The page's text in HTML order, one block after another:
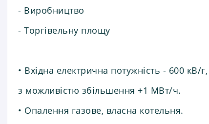
- Виробництво
- Торгівельну площу
• Вхідна електрична потужність - 600 кВ/г,
з можливістю збільшення +1 МВт/ч.
• Опалення газове, власна котельня.